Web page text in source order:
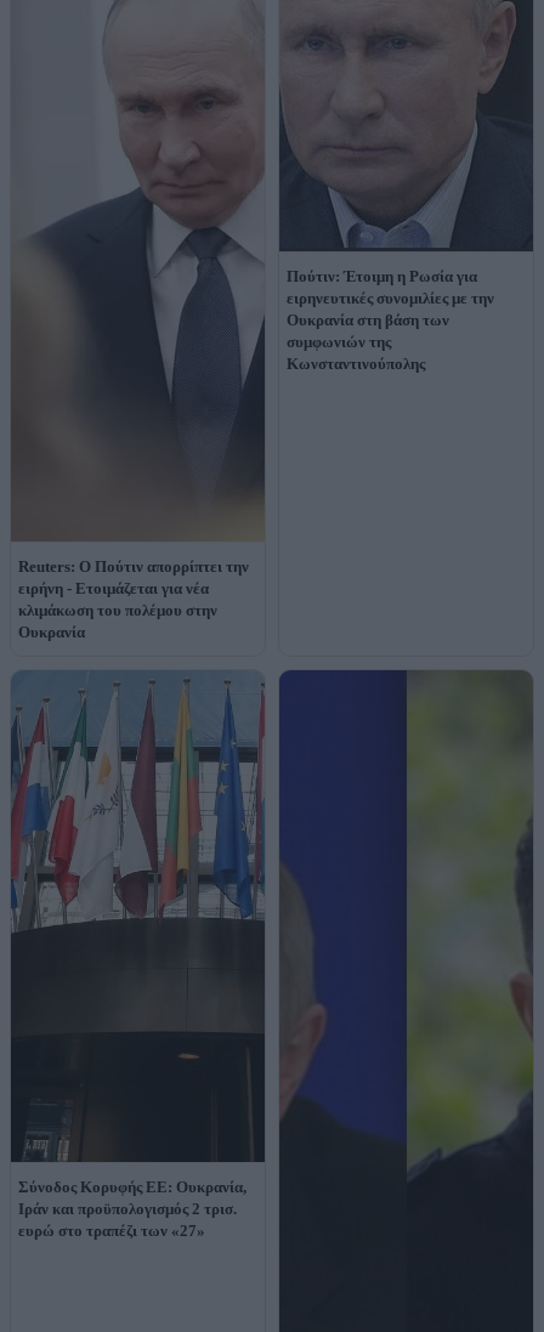
Reuters: Ο Πούτιν απορρίπτει την
ειρήνη - Ετοιμάζεται για νέα
κλιμάκωση του πολέμου στην
Ουκρανία
Πούτιν: Έτοιμη η Ρωσία για
ειρηνευτικές συνομιλίες με την
Ουκρανία στη βάση των
συμφωνιών της
Κωνσταντινούπολης
Σύνοδος Κορυφής ΕΕ: Ουκρανία,
Ιράν και προϋπολογισμός 2 τρισ.
ευρώ στο τραπέζι των «27»